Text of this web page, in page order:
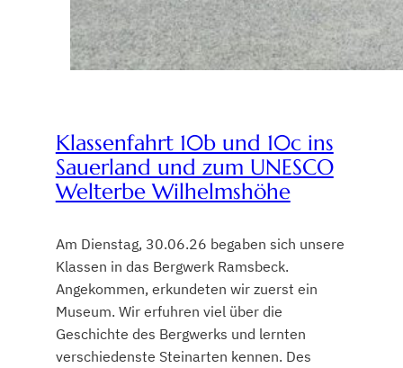
Klassenfahrt 10b und 10c ins
Sauerland und zum UNESCO
Welterbe Wilhelmshöhe
Am Dienstag, 30.06.26 begaben sich unsere
Klassen in das Bergwerk Ramsbeck.
Angekommen, erkundeten wir zuerst ein
Museum. Wir erfuhren viel über die
Geschichte des Bergwerks und lernten
verschiedenste Steinarten kennen. Des